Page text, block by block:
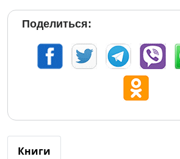
Поделиться:
Книги